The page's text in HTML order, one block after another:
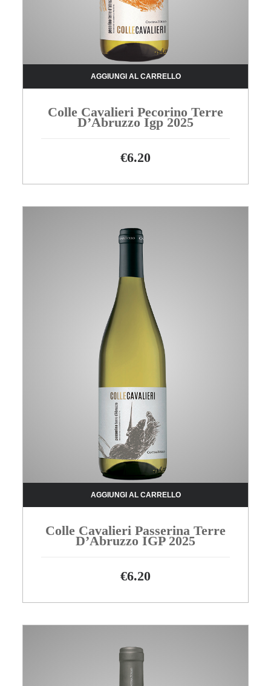
AGGIUNGI AL CARRELLO
Colle Cavalieri Pecorino Terre
D’Abruzzo Igp 2025
€6.20
AGGIUNGI AL CARRELLO
Colle Cavalieri Passerina Terre
D’Abruzzo IGP 2025
€6.20